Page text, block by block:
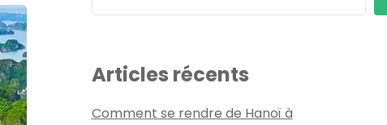
Articles récents
Comment se rendre de Hanoï à